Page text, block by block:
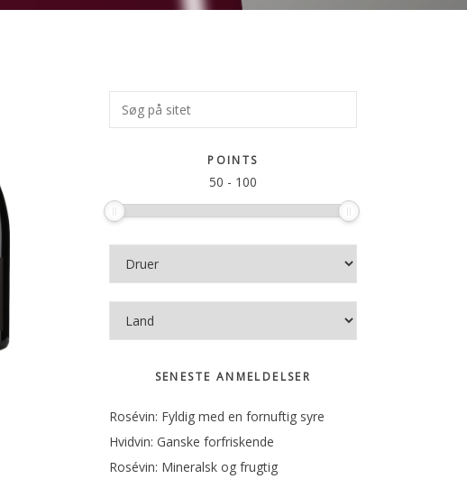
Primær
Sidebar
Søg
på
POINTS
50 - 100
SENESTE ANMELDELSER
Rosévin: Fyldig med en fornuftig syre
Hvidvin: Ganske forfriskende
Rosévin: Mineralsk og frugtig